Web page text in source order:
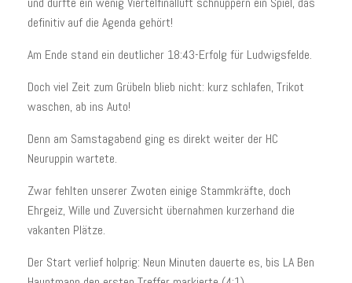
definitiv auf die Agenda gehört!
Am Ende stand ein deutlicher 18:43-Erfolg für Ludwigsfelde.
Doch viel Zeit zum Grübeln blieb nicht: kurz schlafen, Trikot
waschen, ab ins Auto!
Denn am Samstagabend ging es direkt weiter der HC
Neuruppin wartete.
Zwar fehlten unserer Zwoten einige Stammkräfte, doch
Ehrgeiz, Wille und Zuversicht übernahmen kurzerhand die
vakanten Plätze.
Der Start verlief holprig: Neun Minuten dauerte es, bis LA Ben